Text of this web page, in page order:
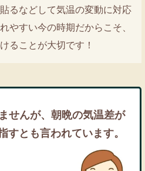
るなどして気温の変動に対応
やすい今の時期だからこそ、
ることが大切です！
せんが、朝晩の気温差が
すとも言われています。